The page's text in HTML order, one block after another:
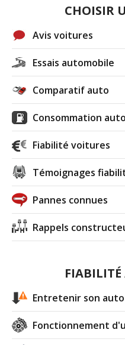
CHOISIR
Avis voitures
Essais automobile
Comparatif auto
Consommation auto
Fiabilité voitures
Témoignages
Pannes connues
Rappels
FIABILITÉ
Entretenir son auto
Fonctionnement